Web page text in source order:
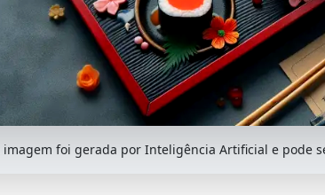
imagem foi gerada por Inteligência Artificial e pode